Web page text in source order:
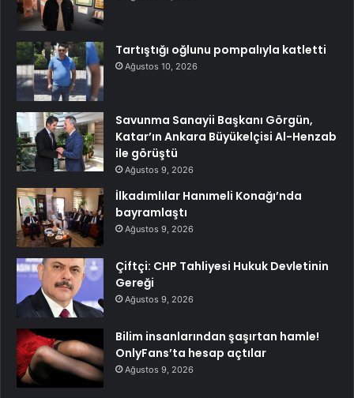
Tartıştığı oğlunu pompalıyla katletti
Ağustos 10, 2026
Savunma Sanayii Başkanı Görgün,
Katar’ın Ankara Büyükelçisi Al-Henzab
ile görüştü
Ağustos 9, 2026
İlkadımlılar Hanımeli Konağı’nda
bayramlaştı
Ağustos 9, 2026
Çiftçi: CHP Tahliyesi Hukuk Devletinin
Gereği
Ağustos 9, 2026
Bilim insanlarından şaşırtan hamle!
OnlyFans’ta hesap açtılar
Ağustos 9, 2026